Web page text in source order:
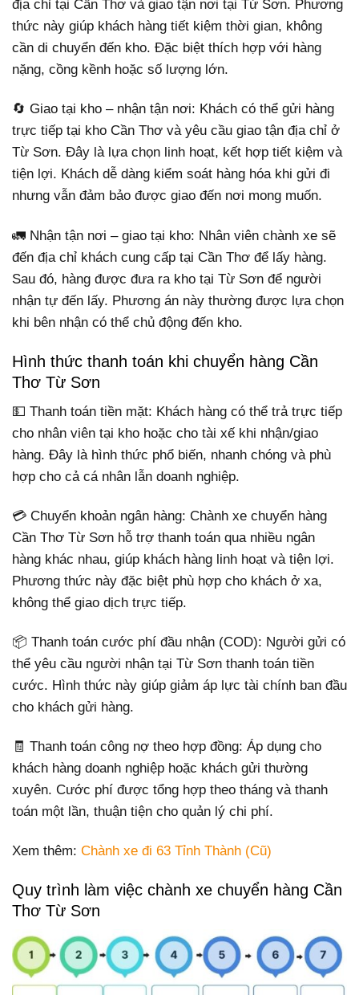
địa chỉ tại Cần Thơ và giao tận nơi tại Từ Sơn. Phương
thức này giúp khách hàng tiết kiệm thời gian, không
cần di chuyển đến kho. Đặc biệt thích hợp với hàng
nặng, cồng kềnh hoặc số lượng lớn.
🔄 Giao tại kho – nhận tận nơi: Khách có thể gửi hàng
trực tiếp tại kho Cần Thơ và yêu cầu giao tận địa chỉ ở
Từ Sơn. Đây là lựa chọn linh hoạt, kết hợp tiết kiệm và
tiện lợi. Khách dễ dàng kiểm soát hàng hóa khi gửi đi
nhưng vẫn đảm bảo được giao đến nơi mong muốn.
🚛 Nhận tận nơi – giao tại kho: Nhân viên chành xe sẽ
đến địa chỉ khách cung cấp tại Cần Thơ để lấy hàng.
Sau đó, hàng được đưa ra kho tại Từ Sơn để người
nhận tự đến lấy. Phương án này thường được lựa chọn
khi bên nhận có thể chủ động đến kho.
Hình thức thanh toán khi chuyển hàng Cần
Thơ Từ Sơn
💵 Thanh toán tiền mặt: Khách hàng có thể trả trực tiếp
cho nhân viên tại kho hoặc cho tài xế khi nhận/giao
hàng. Đây là hình thức phổ biến, nhanh chóng và phù
hợp cho cả cá nhân lẫn doanh nghiệp.
💳 Chuyển khoản ngân hàng: Chành xe chuyển hàng
Cần Thơ Từ Sơn hỗ trợ thanh toán qua nhiều ngân
hàng khác nhau, giúp khách hàng linh hoạt và tiện lợi.
Phương thức này đặc biệt phù hợp cho khách ở xa,
không thể giao dịch trực tiếp.
📦 Thanh toán cước phí đầu nhận (COD): Người gửi có
thể yêu cầu người nhận tại Từ Sơn thanh toán tiền
cước. Hình thức này giúp giảm áp lực tài chính ban đầu
cho khách gửi hàng.
🧾 Thanh toán công nợ theo hợp đồng: Áp dụng cho
khách hàng doanh nghiệp hoặc khách gửi thường
xuyên. Cước phí được tổng hợp theo tháng và thanh
toán một lần, thuận tiện cho quản lý chi phí.
Xem thêm: Chành xe đi 63 Tỉnh Thành (Cũ)
Quy trình làm việc chành xe chuyển hàng Cần
Thơ Từ Sơn